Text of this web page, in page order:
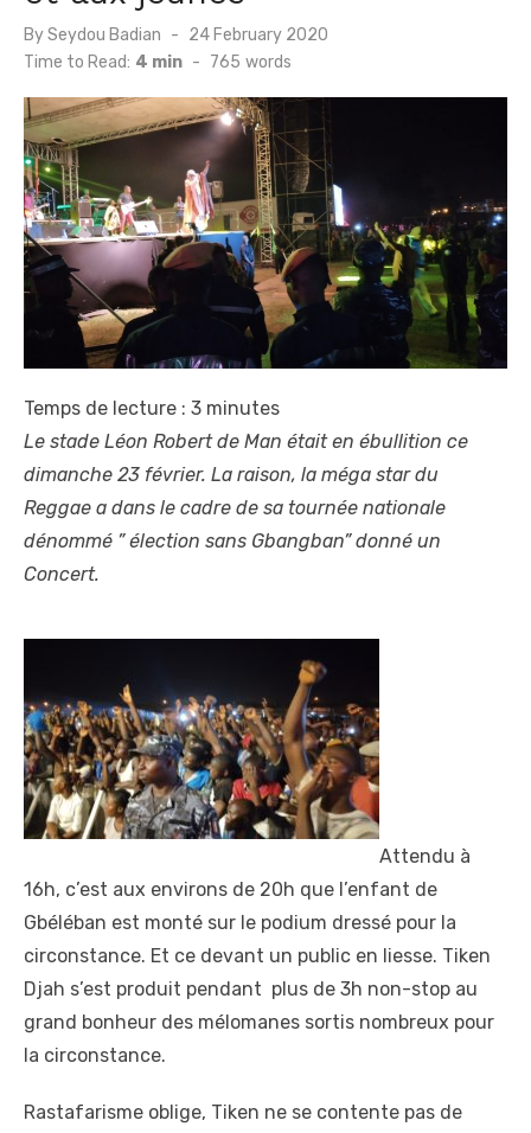
BySeydou Badian
Posted
24 February 2020
Time to Read: 4 min - 765 words
Temps de lecture : 3 minutes
Le stade Léon Robert de Man était en ébullition ce
dimanche 23 février. La raison, la méga star du
Reggae a dans le cadre de sa tournée nationale
dénommé ” élection sans Gbangban” donné un
Concert.
Attendu à
16h, c’est aux environs de 20h que l’enfant de
Gbéléban est monté sur le podium dressé pour la
circonstance. Et ce devant un public en liesse. Tiken
Djah s’est produit pendant plus de 3h non-stop au
grand bonheur des mélomanes sortis nombreux pour
la circonstance.
Rastafarisme oblige, Tiken ne se contente pas de